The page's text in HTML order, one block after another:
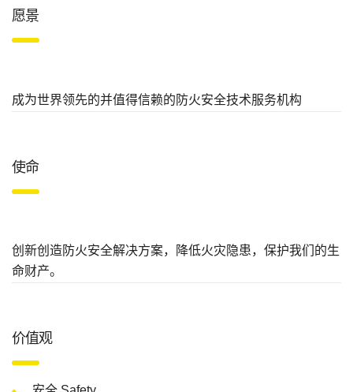
愿景
成为世界领先的并值得信赖的 防火安全技术服务机构
使命
创新创造防火安全解决方案，降低火灾隐患，保护我们的生
命财产。
价值观